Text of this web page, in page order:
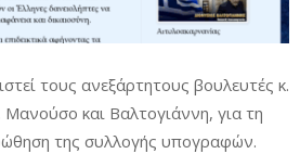
τους ανεξάρτητους βουλευτές κ.
και Βαλτογιάννη, για τη
της συλλογής υπογραφών.